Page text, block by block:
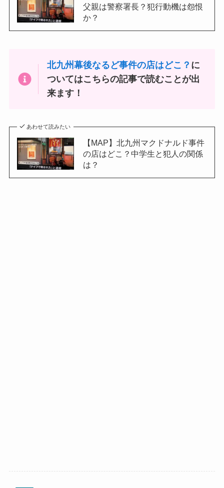
父親は警察署長？犯行動機は怨恨
か？
北九州幕後なるど事件の店はどこ？ に
ついてはこちらの記事で読むことが出
来ます！
あわせて読みたい
【MAP】北九州マクドナルド事件
の店はどこ？中学生と犯人の関係
は？